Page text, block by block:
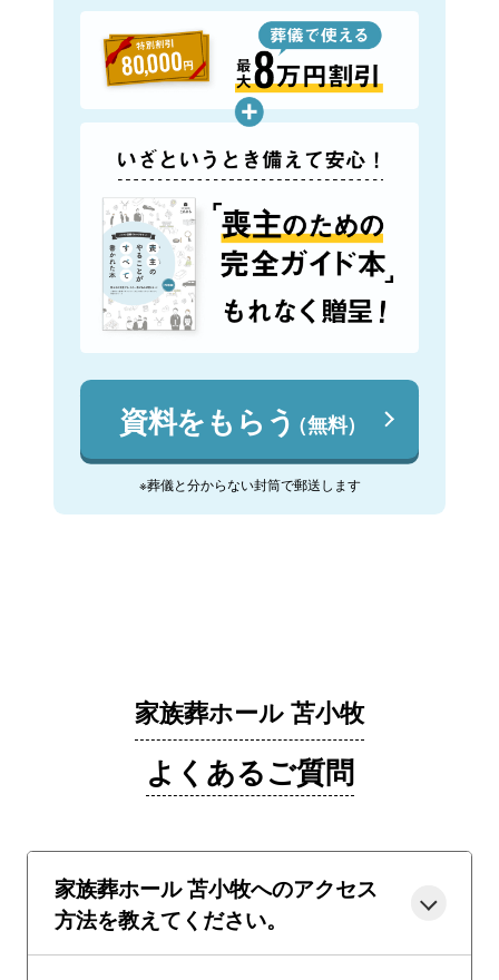
資料をもらう（無料）
※葬儀と分からない封筒で郵送します
家族葬ホール 苫小牧
よくあるご質問
家族葬ホール 苫小牧へのアクセス
方法を教えてください。